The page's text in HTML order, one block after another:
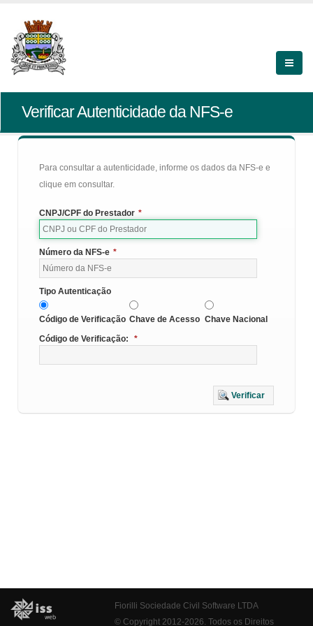
Verificar Autenticidade da NFS-e
Para consultar a autenticidade, informe os dados da NFS-e e
clique em consultar.
CNPJ/CPF do Prestador *
Número da NFS-e *
Tipo Autenticação
Código de Verificação Chave de Acesso Chave Nacional
Código de Verificação:
*
Verificar
Fiorilli Sociedade Civil Software LTDA
© Copyright 2012-2026. Todos os Direitos